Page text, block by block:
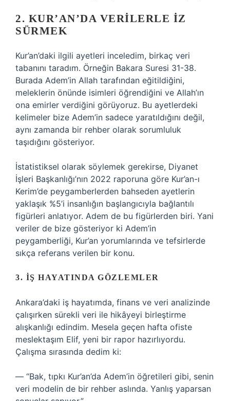
2. KUR’AN’DA VERILERLE İZ
SÜRMEK
Kur’an’daki ilgili ayetleri inceledim, birkaç veri
tabanını taradım. Örneğin Bakara Suresi 31-38.
Burada Adem’in Allah tarafından eğitildiğini,
meleklerin önünde isimleri öğrendiğini ve Allah’ın
ona emirler verdiğini görüyoruz. Bu ayetlerdeki
kelimeler bize Adem’in sadece yaratıldığını değil,
aynı zamanda bir rehber olarak sorumluluk
taşıdığını gösteriyor.
İstatistiksel olarak söylemek gerekirse, Diyanet
İşleri Başkanlığı’nın 2022 raporuna göre Kur’an-ı
Kerim’de peygamberlerden bahseden ayetlerin
yaklaşık %5’i insanlığın başlangıcıyla bağlantılı
figürleri anlatıyor. Adem de bu figürlerden biri. Yani
veriler de bize gösteriyor ki Adem’in
peygamberliği, Kur’an yorumlarında ve tefsirlerde
sıkça referans verilen bir konu.
3. İŞ HAYATINDA GÖZLEMLER
Ankara’daki iş hayatımda, finans ve veri analizinde
çalışırken sürekli veri ile hikâyeyi birleştirme
alışkanlığı edindim. Mesela geçen hafta ofiste
meslektaşım Elif, yeni bir rapor hazırlıyordu.
Çalışma sırasında dedim ki:
— “Bak, tıpkı Kur’an’da Adem’in öğretileri gibi, senin
veri modelin de bir rehber aslında. Yanlış yaparsan